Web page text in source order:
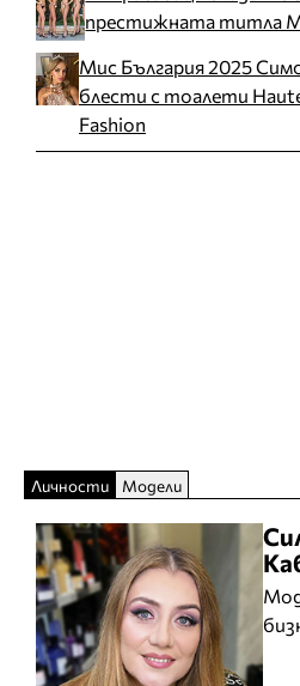
престижната титла
Мис България 2025
блести с тоалети
Fashion
Личности Модели